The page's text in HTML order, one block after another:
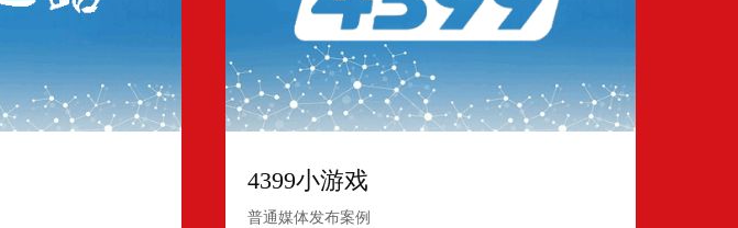
4399小游戏
普通媒体发布案例